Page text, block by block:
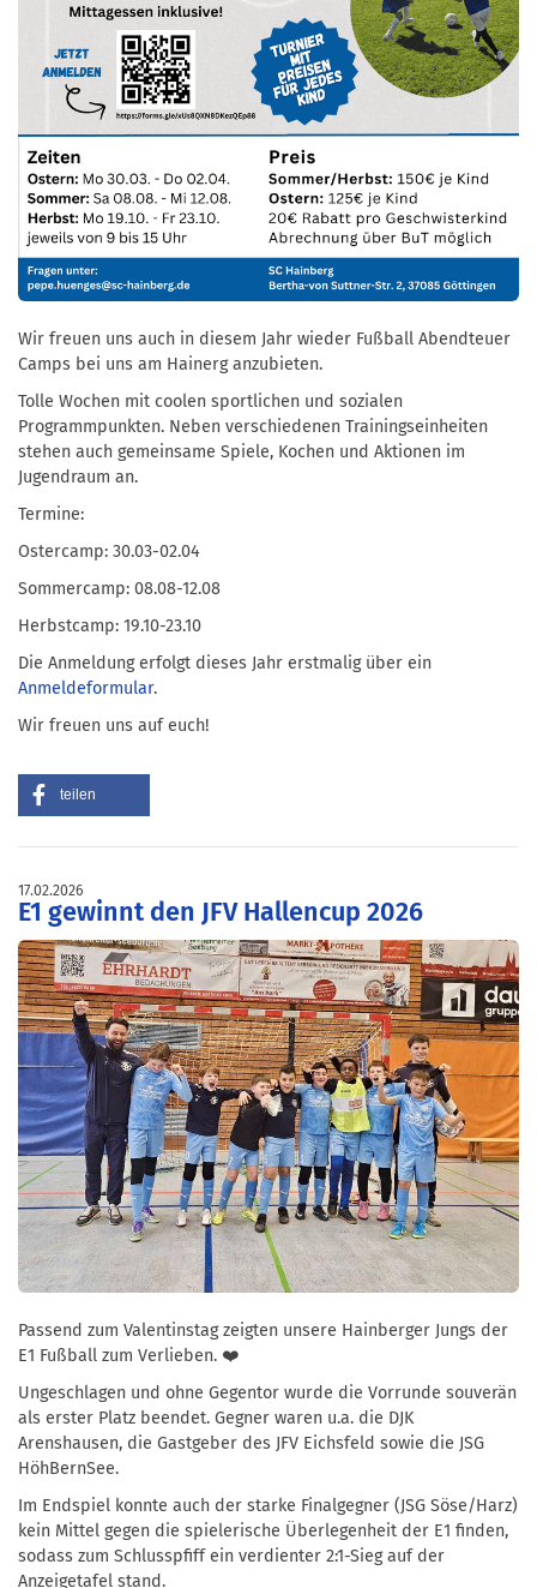
Wir freuen uns auch in diesem Jahr wieder Fußball Abendteuer
Camps bei uns am Hainerg anzubieten.
Tolle Wochen mit coolen sportlichen und sozialen
Programmpunkten. Neben verschiedenen Trainingseinheiten
stehen auch gemeinsame Spiele, Kochen und Aktionen im
Jugendraum an.
Termine:
Ostercamp: 30.03-02.04
Sommercamp: 08.08-12.08
Herbstcamp: 19.10-23.10
Die Anmeldung erfolgt dieses Jahr erstmalig über ein
Anmeldeformular.
Wir freuen uns auf euch!
teilen
17.02.2026
E1 gewinnt den JFV Hallencup 2026
Passend zum Valentinstag zeigten unsere Hainberger Jungs der
E1 Fußball zum Verlieben. ❤️
Ungeschlagen und ohne Gegentor wurde die Vorrunde souverän
als erster Platz beendet. Gegner waren u.a. die DJK
Arenshausen, die Gastgeber des JFV Eichsfeld sowie die JSG
HöhBernSee.
Im Endspiel konnte auch der starke Finalgegner (JSG Söse/Harz)
kein Mittel gegen die spielerische Überlegenheit der E1 finden,
sodass zum Schlusspfiff ein verdienter 2:1-Sieg auf der
Anzeigetafel stand.